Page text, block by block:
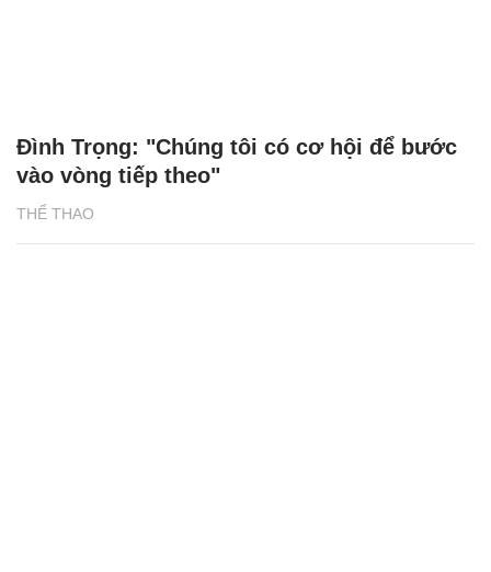
THỂ THAO
Đình Trọng: "Chúng tôi có cơ hội để bước
vào vòng tiếp theo"